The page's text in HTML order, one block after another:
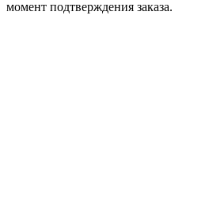
момент подтверждения заказа.